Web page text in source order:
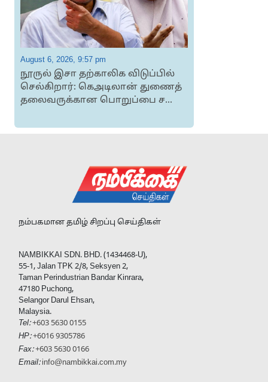
August 6, 2026, 9:57 pm
நூருல் இசா தற்காலிக விடுப்பில்
செல்கிறார்: கெஅடிலான் துணைத்
தலைவருக்கான பொறுப்பை ச...
நம்பகமான தமிழ் சிறப்பு செய்திகள்
NAMBIKKAI SDN. BHD. (1434468-U),
55-1, Jalan TPK 2/8, Seksyen 2,
Taman Perindustrian Bandar Kinrara,
47180 Puchong,
Selangor Darul Ehsan,
Malaysia.
Tel:+603 5630 0155
HP:+6016 9305786
Fax: +603 5630 0166
Email: info@nambikkai.com.my